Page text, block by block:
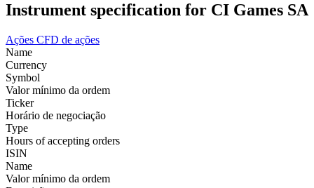
Instrument specification for CI Games SA
Ações CFD de ações
Name
Currency
Symbol
Valor mínimo da ordem
Ticker
Horário de negociação
Type
Hours of accepting orders
ISIN
Name
Valor mínimo da ordem